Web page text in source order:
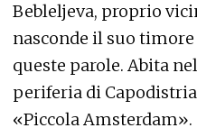
Bebleljeva, proprio
nasconde il suo
queste parole. Abita
periferia di
«Piccola